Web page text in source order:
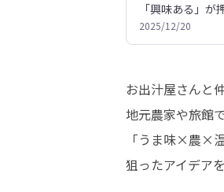
「興味ある」が
2025/12/20
お出汁屋さんと
地元農家や旅館
「うま味×農×
狙ったアイデア